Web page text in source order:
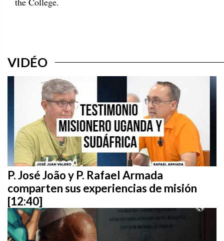
VIDÉO
P. José João y P. Rafael Armada
comparten sus experiencias de misión
[12:40]